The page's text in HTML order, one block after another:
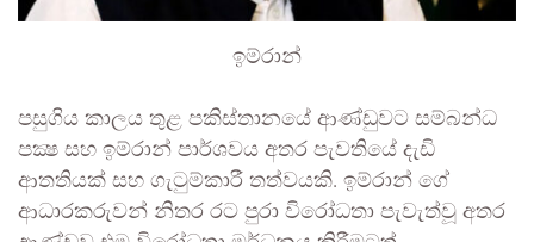
ඉම්රාන්
පසුගිය කාලය තුළ පකිස්තානයේ ආණ්ඩුවට සම්බන්ධ
පක්‍ෂ සහ ඉම්රාන් පාර්ශවය අතර පැවතියේ දැඩි
ආතතියක් සහ ගැටුම්කාරී තත්වයකි. ඉම්රාන් ගේ
ආධාරකරුවන් නිතර රට පුරා විරෝධතා පැවැත්වූ අතර